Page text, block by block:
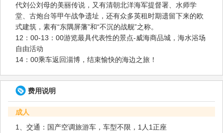
代刘公刘母的美丽传说，又有清朝北洋海军提督署、水师学
堂、古炮台等甲午战争遗址，还有众多英租时期遗留下来的欧
式建筑，素有“东隅屏藩”和“不沉的战舰”之称。
12：00-13：00游览最具代表性的景点-威海商品城，海水浴场
自由活动
14：00乘车返回淄博，结束愉快的海边之旅！
费用说明
成人
1、交通：国产空调旅游车，车型不限，1人1正座